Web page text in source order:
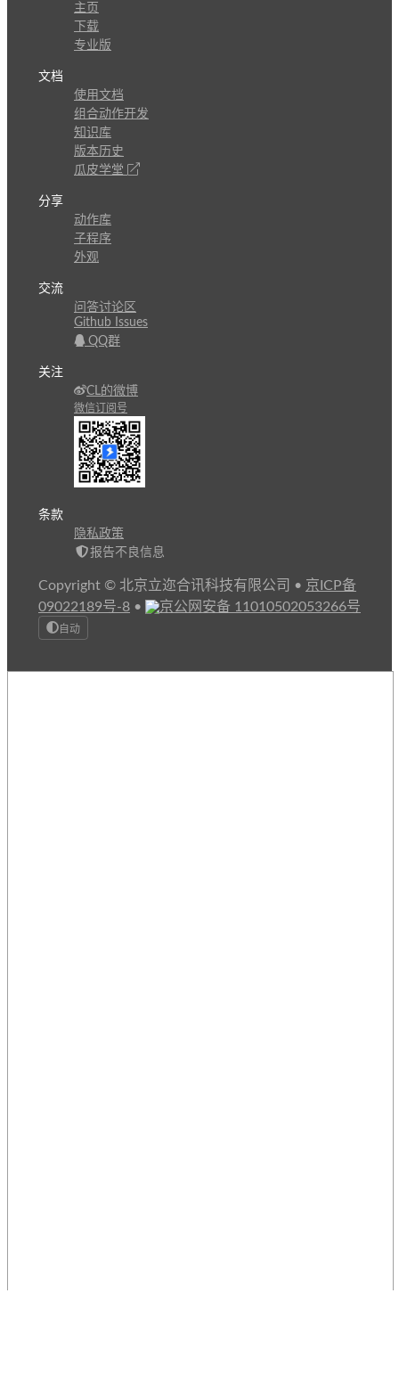
主页
下载
专业版
文档
使用文档
组合动作开发
知识库
版本历史
瓜皮学堂
分享
动作库
子程序
外观
交流
问答讨论区
Github Issues
QQ群
关注
CL的微博
微信订阅号
条款
隐私政策
报告不良信息
Copyright © 北京立迩合讯科技有限公司 • 京ICP备
09022189号-8 • 京公网安备 11010502053266号
自动